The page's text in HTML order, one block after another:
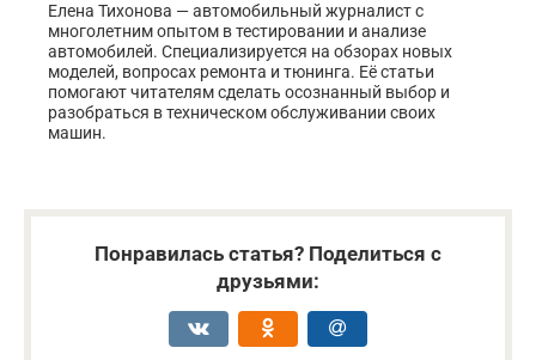
Елена Тихонова — автомобильный журналист с
многолетним опытом в тестировании и анализе
автомобилей. Специализируется на обзорах новых
моделей, вопросах ремонта и тюнинга. Её статьи
помогают читателям сделать осознанный выбор и
разобраться в техническом обслуживании своих
машин.
Понравилась статья? Поделиться с
друзьями: